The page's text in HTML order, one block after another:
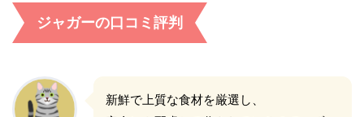
ジャガーの口コミ評判
新鮮で上質な食材を厳選し、